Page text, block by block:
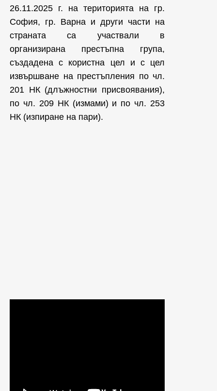
26.11.2025 г. на територията на гр.
София, гр. Варна и други части на
страната са участвали в
организирана престъпна група,
създадена с користна цел и с цел
извършване на престъпления по чл.
201 НК (длъжностни присвоявания),
по чл. 209 НК (измами) и по чл. 253
НК (изпиране на пари).